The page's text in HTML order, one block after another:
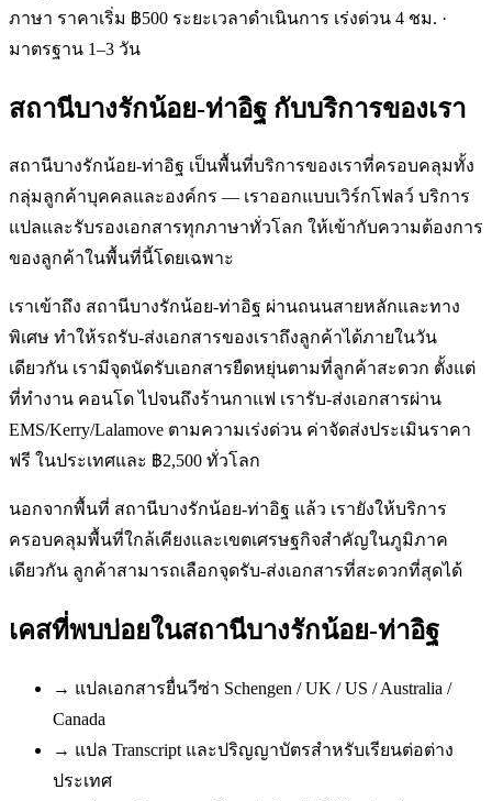
ภาษา ราคาเริ่ม ฿500 ระยะเวลาดำเนินการ เร่งด่วน 4 ชม. ·
มาตรฐาน 1–3 วัน
สถานีบางรักน้อย-ท่าอิฐ กับบริการของเรา
สถานีบางรักน้อย-ท่าอิฐ เป็นพื้นที่บริการของเราที่ครอบคลุมทั้ง
กลุ่มลูกค้าบุคคลและองค์กร — เราออกแบบเวิร์กโฟลว์ บริการ
แปลและรับรองเอกสารทุกภาษาทั่วโลก ให้เข้ากับความต้องการ
ของลูกค้าในพื้นที่นี้โดยเฉพาะ
เราเข้าถึง สถานีบางรักน้อย-ท่าอิฐ ผ่านถนนสายหลักและทาง
พิเศษ ทำให้รถรับ-ส่งเอกสารของเราถึงลูกค้าได้ภายในวัน
เดียวกัน เรามีจุดนัดรับเอกสารยืดหยุ่นตามที่ลูกค้าสะดวก ตั้งแต่
ที่ทำงาน คอนโด ไปจนถึงร้านกาแฟ เรารับ-ส่งเอกสารผ่าน
EMS/Kerry/Lalamove ตามความเร่งด่วน ค่าจัดส่งประเมินราคา
ฟรี ในประเทศและ ฿2,500 ทั่วโลก
นอกจากพื้นที่ สถานีบางรักน้อย-ท่าอิฐ แล้ว เรายังให้บริการ
ครอบคลุมพื้นที่ใกล้เคียงและเขตเศรษฐกิจสำคัญในภูมิภาค
เดียวกัน ลูกค้าสามารถเลือกจุดรับ-ส่งเอกสารที่สะดวกที่สุดได้
เคสที่พบบ่อยในสถานีบางรักน้อย-ท่าอิฐ
→ แปลเอกสารยื่นวีซ่า Schengen / UK / US / Australia /
Canada
→ แปล Transcript และปริญญาบัตรสำหรับเรียนต่อต่าง
ประเทศ